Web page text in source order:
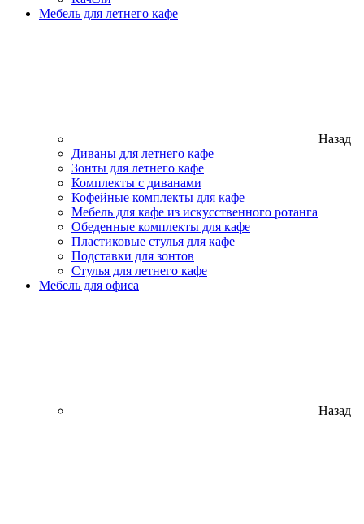
Мебель для летнего кафе
Назад
Диваны для летнего кафе
Зонты для летнего кафе
Комплекты с диванами
Кофейные комплекты для кафе
Мебель для кафе из искусственного ротанга
Обеденные комплекты для кафе
Пластиковые стулья для кафе
Подставки для зонтов
Стулья для летнего кафе
Мебель для офиса
Назад